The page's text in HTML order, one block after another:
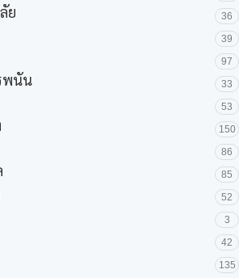
ย 36
39
97
พนัน 33
53
150
86
85
52
3
42
135